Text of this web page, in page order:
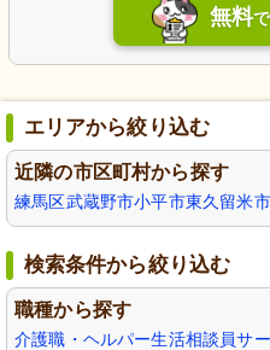
無料で
エリアから絞り込む
近隣の市区町村から探す
練馬区武蔵野市小平市東久留米市
検索条件から絞り込む
職種から探す
介護職・ヘルパー生活相談員サ